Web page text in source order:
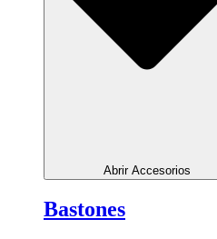
Abrir Accesorios
Bastones